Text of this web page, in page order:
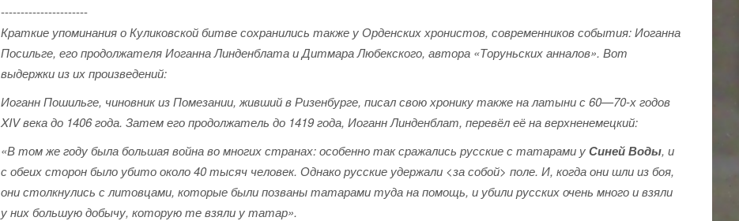
----------------------
Краткие упоминания о Куликовской битве сохранились также у Орденских хронистов, современников события: Иоганна
Посильге, его продолжателя Иоганна Линденблата и Дитмара Любекского, автора «Торуньских анналов». Вот
выдержки из их произведений:
Иоганн Пошильге, чиновник из Помезании, живший в Ризенбурге, писал свою хронику также на латыни с 60—70-х годов
XIV века до 1406 года. Затем его продолжатель до 1419 года, Иоганн Линденблат, перевёл её на верхненемецкий:
«В том же году была большая война во многих странах: особенно так сражались русские с татарами уСиней Воды, и
с обеих сторон было убито около 40 тысяч человек. Однако русские удержали <за собой> поле. И, когда они шли из боя,
они столкнулись с литовцами, которые были позваны татарами туда на помощь, и убили русских очень много и взяли
у них большую добычу, которую те взяли у татар».